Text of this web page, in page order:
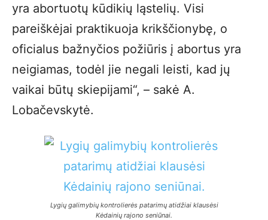
yra abortuotų kūdikių ląstelių. Visi
pareiškėjai praktikuoja krikščionybę, o
oficialus bažnyčios požiūris į abortus yra
neigiamas, todėl jie negali leisti, kad jų
vaikai būtų skiepijami“, – sakė A.
Lobačevskytė.
Lygių galimybių kontrolierės patarimų atidžiai klausėsi
Kėdainių rajono seniūnai.